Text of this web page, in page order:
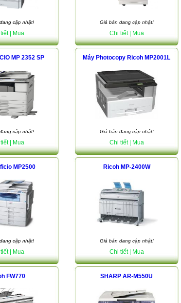
cập nhật!
| Mua
Giá bán đang cập nhật!
Chi tiết | Mua
MP 2352 SP
cập nhật!
| Mua
Máy Photocopy Ricoh MP2001L
Giá bán đang cập nhật!
Chi tiết | Mua
MP2500
cập nhật!
| Mua
Ricoh MP-2400W
Giá bán đang cập nhật!
Chi tiết | Mua
FW770 SHARP AR-M550U